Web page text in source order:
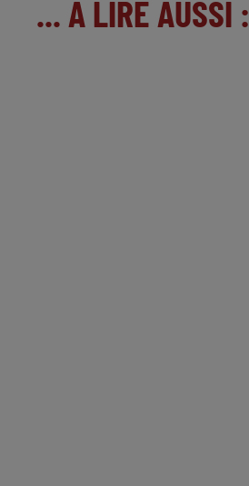
... A LIRE AUSSI :